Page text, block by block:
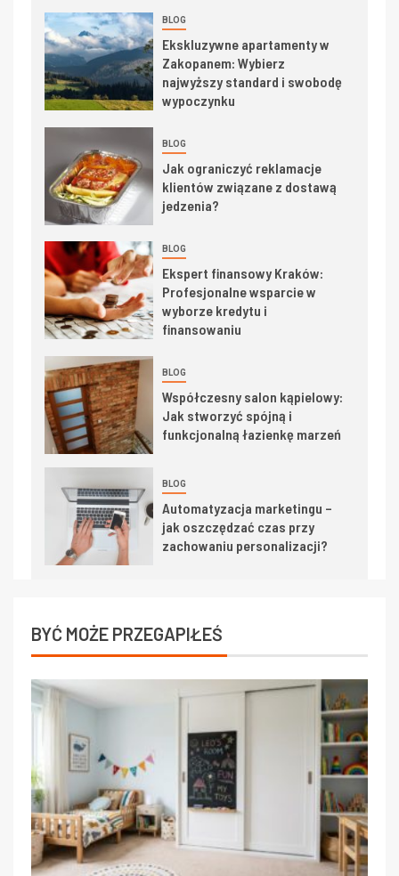
BLOG
Ekskluzywne apartamenty w
Zakopanem: Wybierz
najwyższy standard i swobodę
wypoczynku
BLOG
Jak ograniczyć reklamacje
klientów związane z dostawą
jedzenia?
BLOG
Ekspert finansowy Kraków:
Profesjonalne wsparcie w
wyborze kredytu i
finansowaniu
BLOG
Współczesny salon kąpielowy:
Jak stworzyć spójną i
funkcjonalną łazienkę marzeń
BLOG
Automatyzacja marketingu –
jak oszczędzać czas przy
zachowaniu personalizacji?
BYĆ MOŻE PRZEGAPIŁEŚ